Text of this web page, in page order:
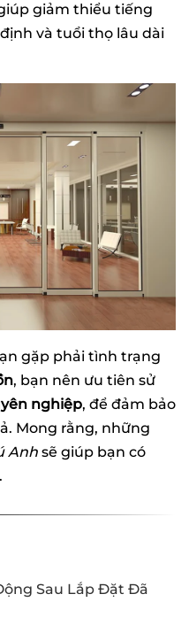
giảm thiểu tiếng
và tuổi thọ lâu dài
gặp phải tình trạng
, bạn nên ưu tiên sử
nghiệp, để đảm bảo
Mong rằng, những
Anh sẽ giúp bạn có
Sau Lắp Đặt Đã